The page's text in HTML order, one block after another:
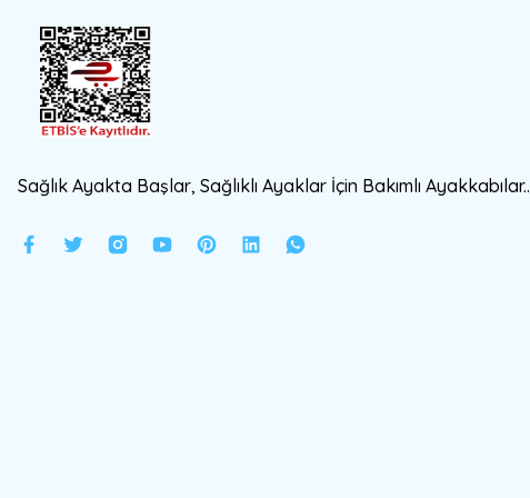
Sağlık Ayakta Başlar, Sağlıklı Ayaklar İçin Bakımlı Ayakkabılar..